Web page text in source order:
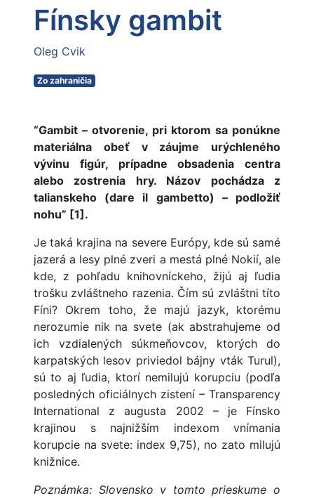
Fínsky gambit
Oleg Cvik
Zo zahraničia
“Gambit – otvorenie, pri ktorom sa ponúkne
materiálna obeť v záujme urýchleného
vývinu figúr, prípadne obsadenia centra
alebo zostrenia hry. Názov pochádza z
talianskeho (dare il gambetto) – podložiť
nohu” [1].
Je taká krajina na severe Európy, kde sú samé
jazerá a lesy plné zveri a mestá plné Nokií, ale
kde, z pohľadu knihovníckeho, žijú aj ľudia
trošku zvláštneho razenia. Čím sú zvláštni títo
Fíni? Okrem toho, že majú jazyk, ktorému
nerozumie nik na svete (ak abstrahujeme od
ich vzdialených súkmeňovcov, ktorých do
karpatských lesov priviedol bájny vták Turul),
sú to aj ľudia, ktorí nemilujú korupciu (podľa
posledných oficiálnych zistení – Transparency
International z augusta 2002 – je Fínsko
krajinou s najnižším indexom vnímania
korupcie na svete: index 9,75), no zato milujú
knižnice.
Poznámka: Slovensko v tomto prieskume o